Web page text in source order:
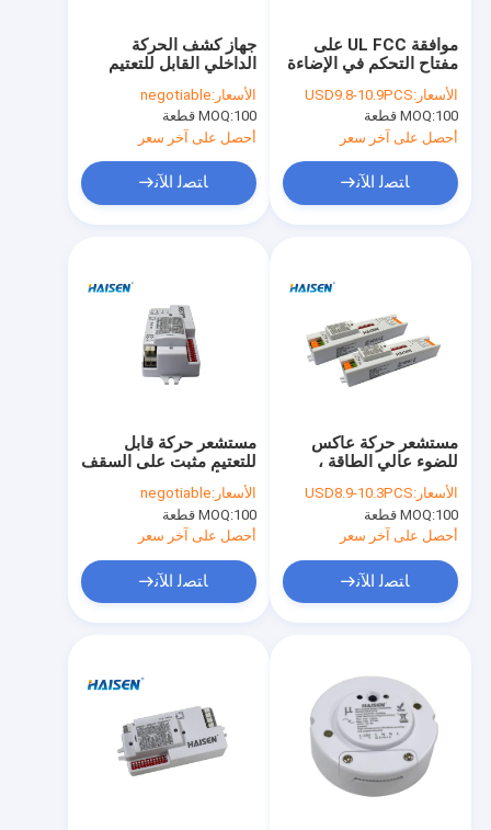
منتجات
أشرطة فيديو
معلومات عنا
جهاز كشف الحركة
الداخلي القابل للتعتيم
بتصميم نحيف للغاية قابل
للتعديل
الأسعار:negotiable
MOQ:100 قطعة
أحصل على آخر سعر
ﺎﺘﺼﻟ ﺍﻶﻧ
موافقة UL FCC على
مفتاح التحكم في الإضاءة
مستشعر الحركة عتبة
ضوء النهار الاختيارية
الأسعار:USD9.8-10.9PCS
MOQ:100 قطعة
أحصل على آخر سعر
ﺎﺘﺼﻟ ﺍﻶﻧ
مستشعر حركة قابل
للتعتيم مثبت على السقف
60 هرتز تصميم مضغوط
الأسعار:negotiable
MOQ:100 قطعة
أحصل على آخر سعر
ﺎﺘﺼﻟ ﺍﻶﻧ
مستشعر حركة عاكس
للضوء عالي الطاقة ،
مستشعر قرص قابل
للتعتيم للضوء ثلاثي
السقف
الأسعار:USD8.9-10.3PCS
MOQ:100 قطعة
أحصل على آخر سعر
ﺎﺘﺼﻟ ﺍﻶﻧ